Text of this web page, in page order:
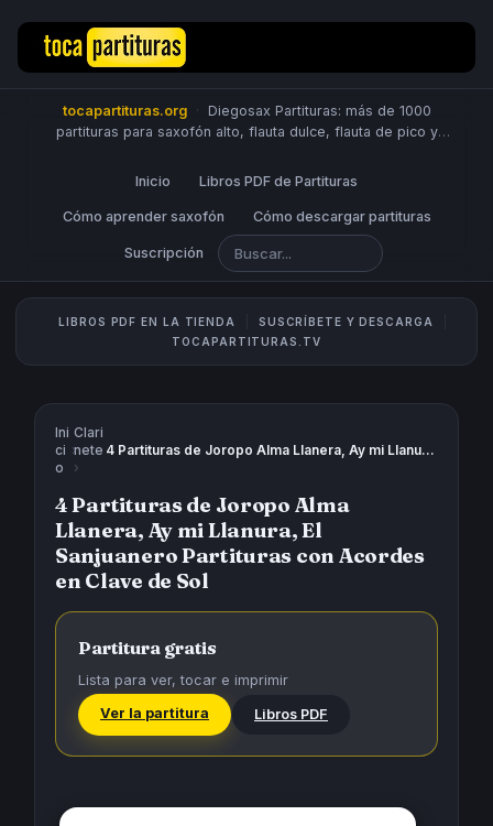
tocapartituras.org ·
Diegosax Partituras: más de 1000
partituras para saxofón alto, flauta dulce, flauta de pico y
chelo, fagot, bombardino, fliscorno, corno, trompa, barítono,
Scores. PUBLICA PARTITURAS
Inicio Libros PDF de Partituras
Cómo aprender saxofón Cómo descargar partituras
Suscripción
LIBROS PDF EN LA TIENDA
SUSCRÍBETE Y DESCARGA
TOCAPARTITURAS.TV
Ini
ci
o
›
Clari
nete
›
4 Partituras de Joropo Alma Llanera, Ay mi Llanura, El Sanjuanero Partituras con Acordes en Clave de Sol
4 Partituras de Joropo Alma
Llanera, Ay mi Llanura, El
Sanjuanero Partituras con Acordes
en Clave de Sol
Partitura gratis
Lista para ver, tocar e imprimir
Ver la partitura
Libros PDF